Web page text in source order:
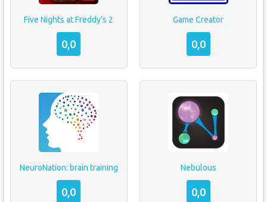
Five Nights at Freddy’s 2
0,0
Game Creator
0,0
NeuroNation: brain training
0,0
Nebulous
0,0